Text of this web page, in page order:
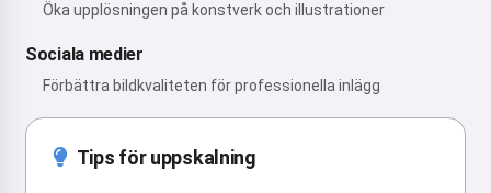
Öka upplösningen på konstverk och illustrationer
Sociala medier
Förbättra bildkvaliteten för professionella inlägg
Tips för uppskalning